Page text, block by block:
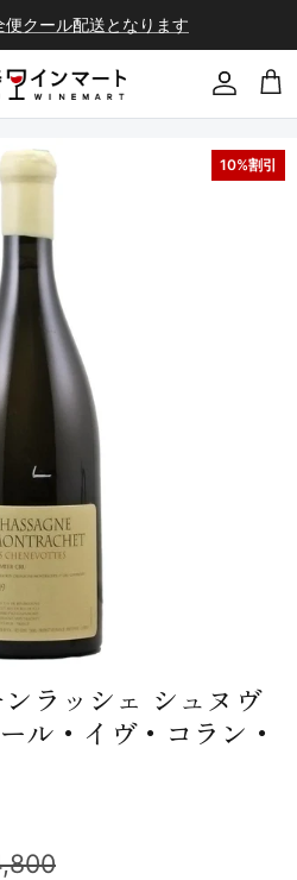
便クール配送となります
会員登
カ
10%割引
ラッシェ シュヌヴ
ル・イヴ・コラン・